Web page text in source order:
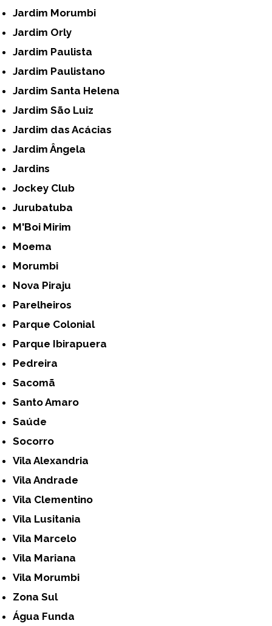
Jardim Morumbi
Jardim Orly
Jardim Paulista
Jardim Paulistano
Jardim Santa Helena
Jardim São Luiz
Jardim das Acácias
Jardim Ângela
Jardins
Jockey Club
Jurubatuba
M'Boi Mirim
Moema
Morumbi
Nova Piraju
Parelheiros
Parque Colonial
Parque Ibirapuera
Pedreira
Sacomã
Santo Amaro
Saúde
Socorro
Vila Alexandria
Vila Andrade
Vila Clementino
Vila Lusitania
Vila Marcelo
Vila Mariana
Vila Morumbi
Zona Sul
Água Funda